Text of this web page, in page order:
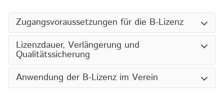
Zugangsvoraussetzungen für die B-Lizenz
Lizenzdauer, Verlängerung und
Qualitätssicherung
Anwendung der B-Lizenz im Verein